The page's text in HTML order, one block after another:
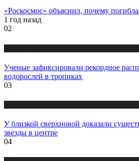
«Роскосмос» объяснил, почему
1 год назад
02
Ученые зафиксировали рекордное
водорослей в тропиках
03
У близкой сверхновой доказали
звезды в центре
04